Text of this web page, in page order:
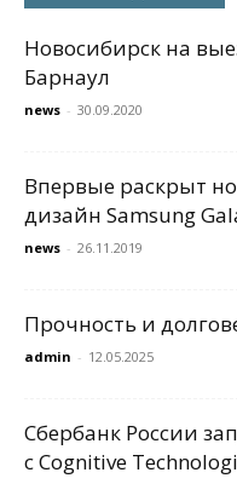
Новосибирск на
Барнаул
news - 30.09.2020
Впервые раскрыт
дизайн Samsung
news - 26.11.2019
Прочность и
admin - 12.05.2025
Сбербанк России
с Cognitive